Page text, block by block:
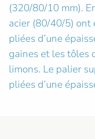
(320/80/10 mm).
acier (80/40/5) ont
pliées d’une
gaines et les tôles
limons. Le palier
pliées d’une